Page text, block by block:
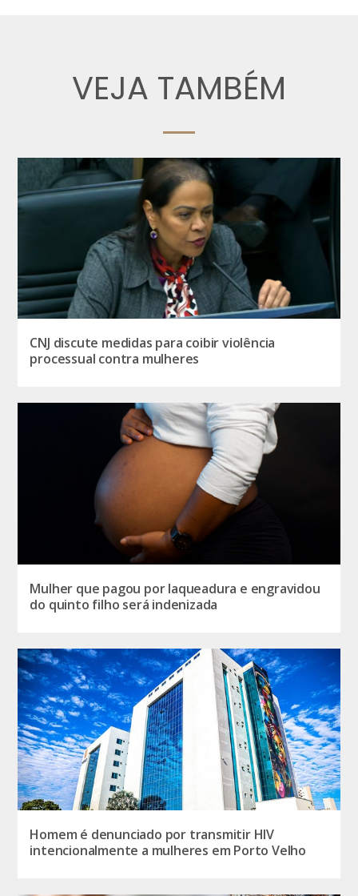
VEJA TAMBÉM
CNJ discute medidas para coibir violência
processual contra mulheres
Mulher que pagou por laqueadura e engravidou
do quinto filho será indenizada
Homem é denunciado por transmitir HIV
intencionalmente a mulheres em Porto Velho